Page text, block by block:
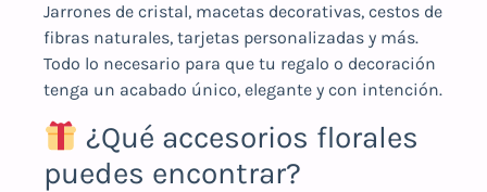
Jarrones de cristal, macetas decorativas, cestos de
fibras naturales, tarjetas personalizadas y más.
Todo lo necesario para que tu regalo o decoración
tenga un acabado único, elegante y con intención.
¿Qué accesorios florales
puedes encontrar?